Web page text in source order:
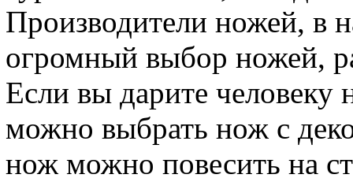
Производители ножей, в
огромный выбор ножей,
Если вы дарите человеку
можно выбрать нож с
нож можно повесить на